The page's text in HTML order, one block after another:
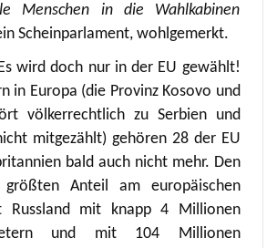
Menschen in die Wahlkabinen
Scheinparlament, wohlgemerkt.
wird doch nur in der EU gewählt!
in Europa (die Provinz Kosovo und
völkerrechtlich zu Serbien und
mitgezählt) gehören 28 der EU
bald auch nicht mehr. Den
größten Anteil am europäischen
Russland mit knapp 4 Millionen
und mit 104 Millionen